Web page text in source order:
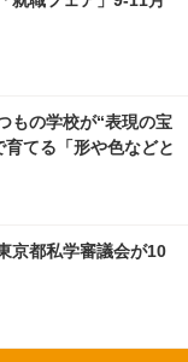
もの学校が“表現の宝
てる「形や色などと
京都私学審議会が10